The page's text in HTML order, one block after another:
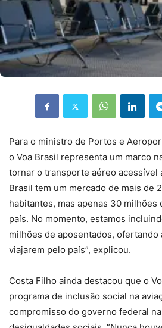
Para o ministro de Portos e
o Voa Brasil representa um marco
tornar o transporte aéreo acessível
Brasil tem um mercado de mais de
habitantes, mas apenas 30 milhões
país. No momento, estamos
milhões de aposentados,
viajarem pelo país”, explicou.
Costa Filho ainda destacou que o
programa de inclusão social na
compromisso do governo federal